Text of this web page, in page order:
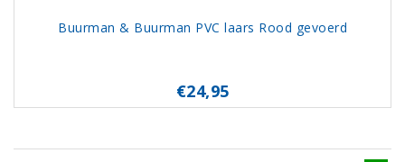
Buurman & Buurman PVC laars Rood gevoerd
€24,95